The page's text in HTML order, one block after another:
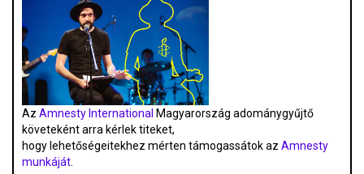
Az Amnesty International Magyarország adománygyűjtő
követeként arra kérlek titeket,
hogy lehetőségeitekhez mérten támogassátok az Amnesty
munkáját